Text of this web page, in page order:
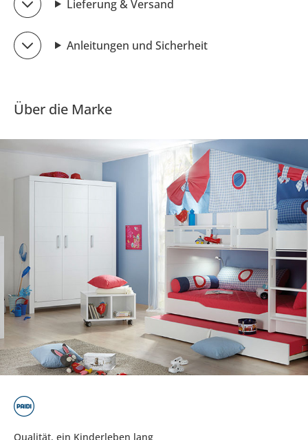
Lieferung & Versand
Anleitungen und Sicherheit
Über die Marke
Qualität, ein Kinderleben lang